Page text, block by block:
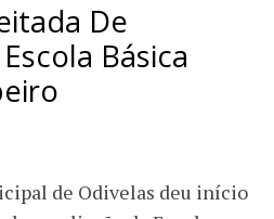
De
Básica
de Odivelas deu início